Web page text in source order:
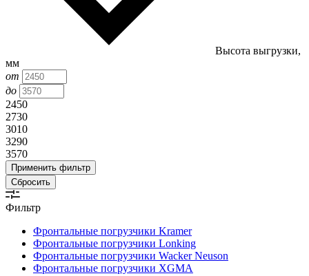
Высота выгрузки,
мм
от
до
2450
2730
3010
3290
3570
Сбросить
Фильтр
Фронтальные погрузчики Kramer
Фронтальные погрузчики Lonking
Фронтальные погрузчики Wacker Neuson
Фронтальные погрузчики XGMA